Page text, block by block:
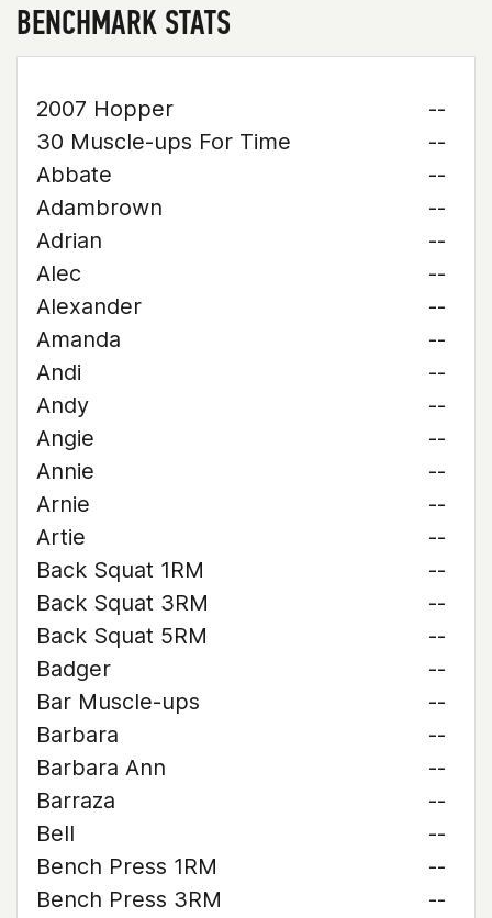
BENCHMARK STATS
2007 Hopper
--
30 Muscle-ups For Time
--
Abbate
--
Adambrown
--
Adrian
--
Alec
--
Alexander
--
Amanda
--
Andi
--
Andy
--
Angie
--
Annie
--
Arnie
--
Artie
--
Back Squat 1RM
--
Back Squat 3RM
--
Back Squat 5RM
--
Badger
--
Bar Muscle-ups
--
Barbara
--
Barbara Ann
--
Barraza
--
Bell
--
Bench Press 1RM
--
Bench Press 3RM
--